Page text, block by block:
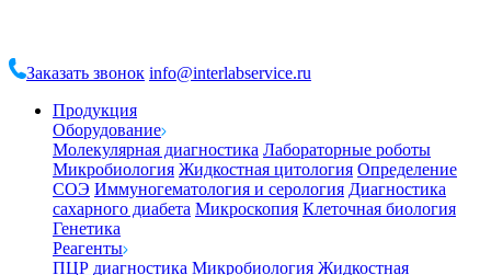
Заказать звонок info@interlabservice.ru
Продукция
Оборудование
Молекулярная диагностика Лабораторные роботы
Микробиология Жидкостная цитология Определение
СОЭ Иммуногематология и серология Диагностика
сахарного диабета Микроскопия Клеточная биология
Генетика
Реагенты
ПЦР диагностика Микробиология Жидкостная